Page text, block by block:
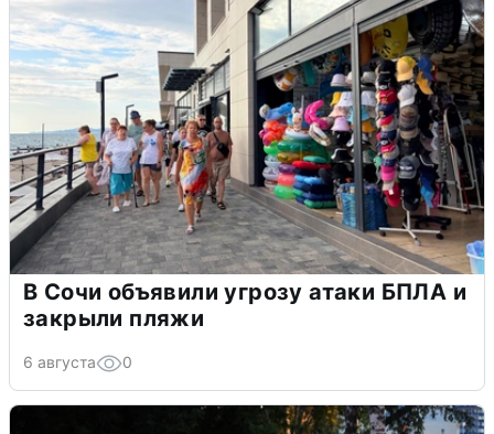
В Сочи объявили угрозу атаки БПЛА и
закрыли пляжи
6 августа 0